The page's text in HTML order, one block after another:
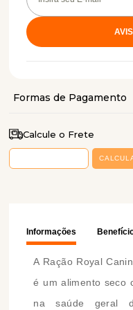
Calcule o Frete
Informações
A Ração Royal
é um alimento seco
na saúde geral